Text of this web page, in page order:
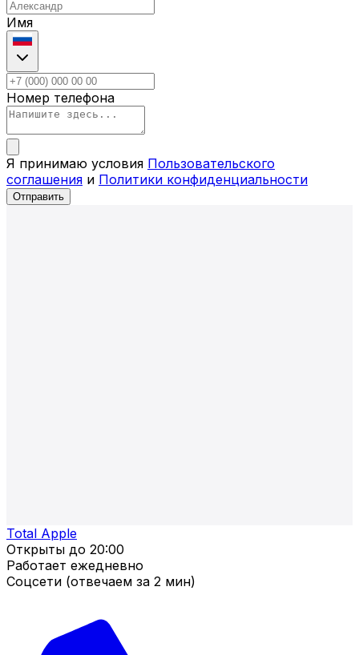
Имя
Номер телефона
Я принимаю условия Пользовательского
соглашения и Политики конфиденциальности
Отправить
Total Apple
Открыты до 20:00
Работает ежедневно
Соцсети (отвечаем за 2 мин)